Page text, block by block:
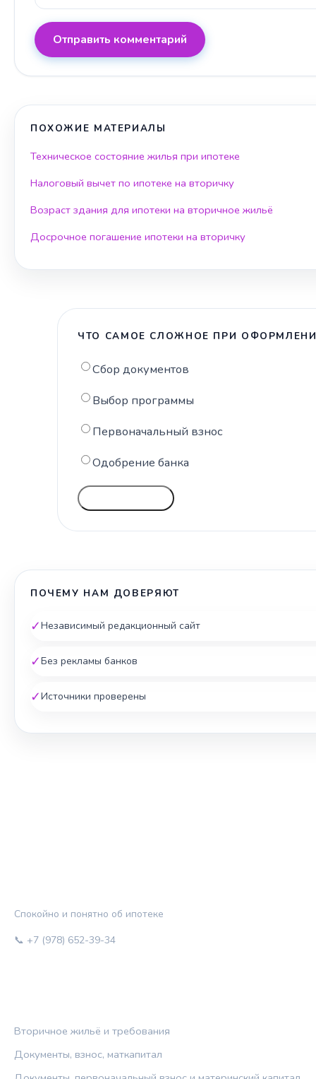
Отправить комментарий
ПОХОЖИЕ МАТЕРИАЛЫ
Техническое состояние жилья при ипотеке
Налоговый вычет по ипотеке на вторичку
Возраст здания для ипотеки на вторичное жильё
Досрочное погашение ипотеки на вторичку
ЧТО САМОЕ СЛОЖНОЕ ПРИ
Сбор документов
Выбор программы
Первоначальный взнос
Одобрение банка
ПОЧЕМУ НАМ ДОВЕРЯЮТ
✓Независимый редакционный сайт
✓Без рекламы банков
✓Источники проверены
Спокойно и понятно об ипотеке
📞 +7 (978) 652-39-34
Вторичное жильё и требования
Документы, взнос, маткапитал